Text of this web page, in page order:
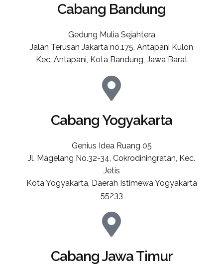
Cabang Bandung
Gedung Mulia Sejahtera
Jalan Terusan Jakarta no.175, Antapani Kulon
Kec. Antapani, Kota Bandung, Jawa Barat
Cabang Yogyakarta
Genius Idea Ruang 05
Jl. Magelang No.32-34, Cokrodiningratan, Kec.
Jetis
Kota Yogyakarta, Daerah Istimewa Yogyakarta
55233
Cabang Jawa Timur